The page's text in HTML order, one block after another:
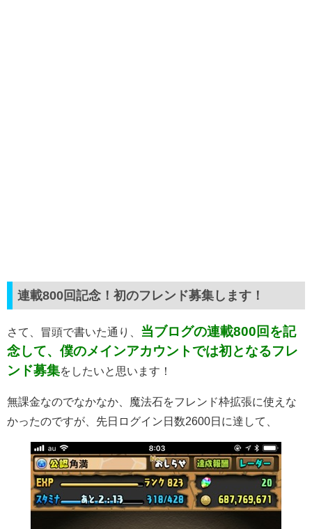
連載800回記念！初のフレンド募集します！
さて、冒頭で書いた通り、 当ブログの連載800回を記
念して、僕のメインアカウントでは初となるフレ
ンド募集をしたいと思います！
無課金なのでなかなか、魔法石をフレンド枠拡張に使えな
かったのですが、先日ログイン日数2600日に達して、